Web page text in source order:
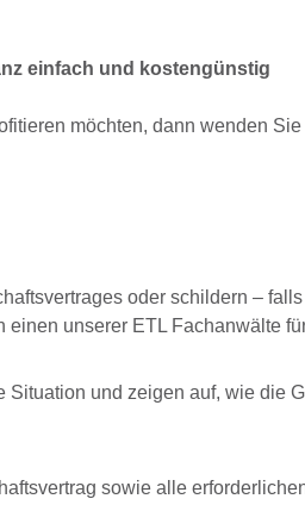
einfach und kostengünstig
möchten, dann wenden
oder schildern –
unserer ETL Fachanwälte
und zeigen auf, wie die
sowie alle